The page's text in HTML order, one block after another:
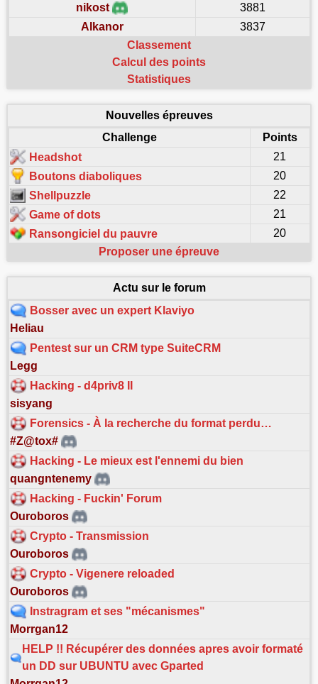
nikost
3881
Alkanor
3837
Classement
Calcul des points
Statistiques
Nouvelles épreuves
Challenge
Points
Headshot
21
Boutons diaboliques
20
Shellpuzzle
22
Game of dots
21
Ransongiciel du pauvre
20
Proposer une épreuve
Actu sur le forum
Bosser avec un expert Klaviyo
Heliau
Pentest sur un CRM type SuiteCRM
Legg
Hacking - d4priv8 II
sisyang
Forensics - À la recherche du format perdu…
#Z@tox#
Hacking - Le mieux est l'ennemi du bien
quangntenemy
Hacking - Fuckin' Forum
Ouroboros
Crypto - Transmission
Ouroboros
Crypto - Vigenere reloaded
Ouroboros
Instragram et ses "mécanismes"
Morrgan12
HELP !! Récupérer des données apres avoir formaté
un DD sur UBUNTU avec Gparted